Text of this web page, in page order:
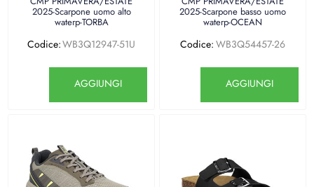
2025-Scarpone uomo alto
waterp-TORBA
Codice:WB3Q12947-51U
AGGIUNGI
2025-Scarpone basso uomo
waterp-OCEAN
Codice: WB3Q54457-26
AGGIUNGI